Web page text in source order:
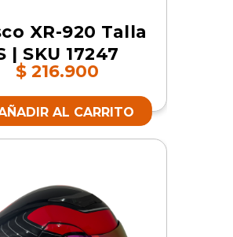
XR-920 Talla
| SKU 17247
$ 216.900
AL CARRITO